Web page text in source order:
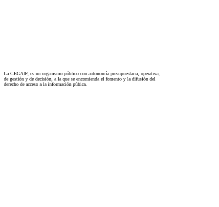
La CEGAIP, es un organismo público con autonomía presupuestaria, operativa,
de gestión y de decisión, a la que se encomienda el fomento y la difusión del
derecho de acceso a la información púbica.